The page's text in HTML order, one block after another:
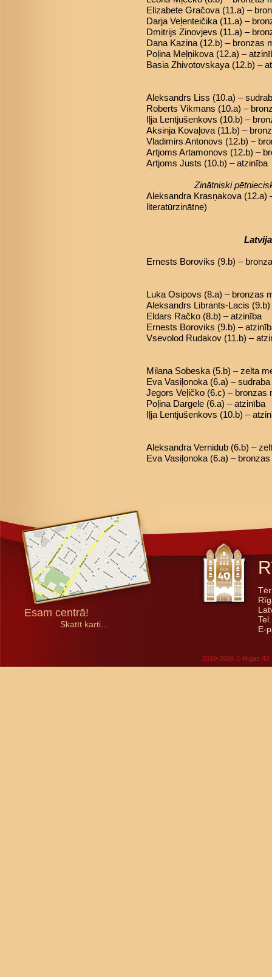
Elizabete Gračova (11.a) –
Darja Veļenteičika (11.a) –
Dmitrijs Zinovjevs (11.a) –
Dana Kazina (12.b) – bronzas
Poļina Meļņikova (12.a) –
Basia Zhivotovskaya (12.b) –
Aleksandrs Liss (10.a) –
Roberts Vikmans (10.a) –
Iļja Lentjušenkovs (10.b) –
Aksinja Kovaļova (11.b) –
Vladimirs Antonovs (12.b) –
Artjoms Artamonovs (12.b) –
Artjoms Justs (10.b) – atzinība
Zinātniski
Aleksandra Krasņakova (12.a)
literatūrzinātne)
Ernests Boroviks (9.b) –
Luka Osipovs (8.a) – bronzas
Aleksandrs Librants-Lacis
Eldars Račko (8.b) – atzinība
Ernests Boroviks (9.b) –
Vsevolod Rudakov (11.b) –
Milana Sobeska (5.b) – zelta
Eva Vasiļonoka (6.a) –
Jegors Veļičko (6.c) – bronzas
Poļina Dargele (6.a) – atzinība
Iļja Lentjušenkovs (10.b) –
Aleksandra Vernidub (6.b) –
Eva Vasiļonoka (6.a) –
Esam centrā!
Skatīt karti...
E-
2010-2026 © Rīgas